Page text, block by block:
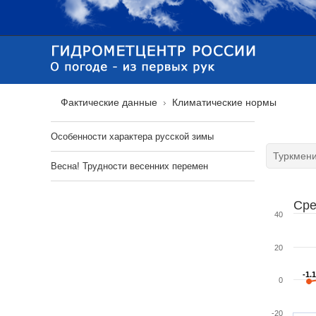
Фактические данные Климатические нормы
-1.1
-1.1
-20
0
20
40
Особенности характера русской зимы
Весна! Трудности весенних перемен